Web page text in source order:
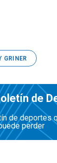
GRINER
de
de deportes
perder